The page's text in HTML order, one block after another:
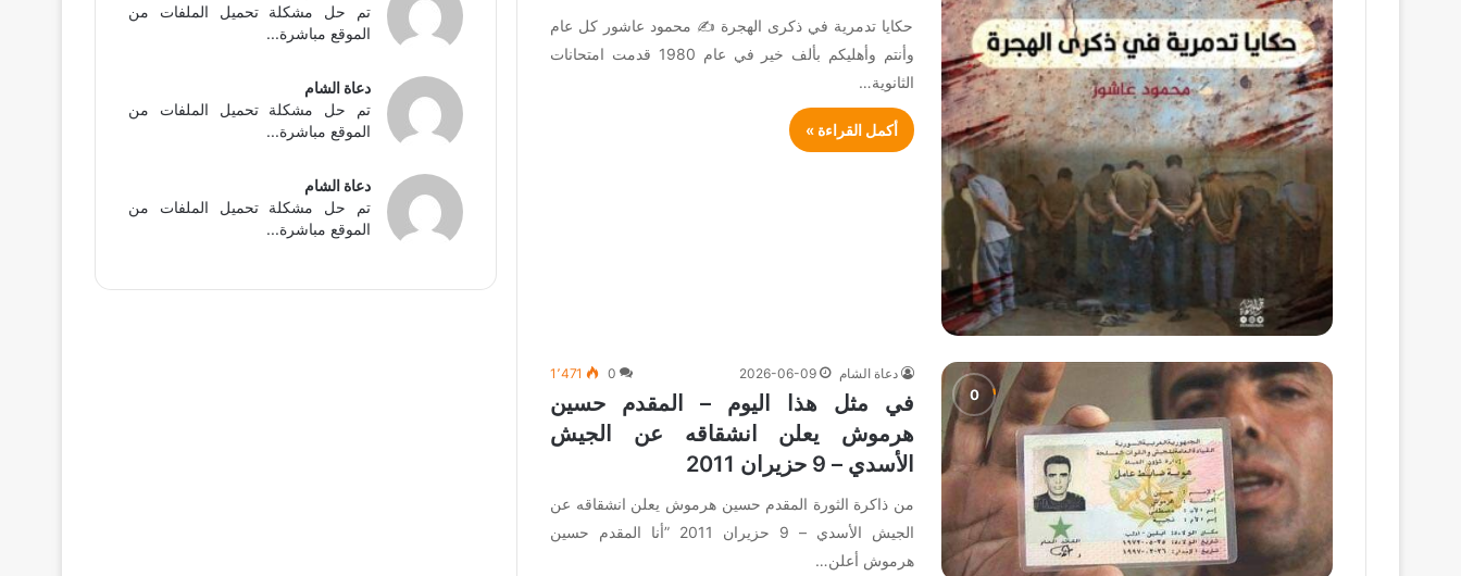
حكايا تدمرية في ذكرى الهجرة ✍️ محمود عاشور كل عام
وأنتم وأهليكم بألف خير في عام 1980 قدمت امتحانات
الثانوية…
أكمل القراءة »
دعاة الشام 2026-06-09
0 1٬471
في مثل هذا اليوم – المقدم حسين
هرموش يعلن انشقاقه عن الجيش
الأسدي – 9 حزيران 2011
من ذاكرة الثورة المقدم حسين هرموش يعلن انشقاقه عن
الجيش الأسدي – 9 حزيران 2011 ‏”أنا المقدم حسين
هرموش أعلن…
تم حل مشكلة تحميل الملفات من
الموقع مباشرة...
دعاة الشام
تم حل مشكلة تحميل الملفات من
الموقع مباشرة...
دعاة الشام
تم حل مشكلة تحميل الملفات من
الموقع مباشرة...